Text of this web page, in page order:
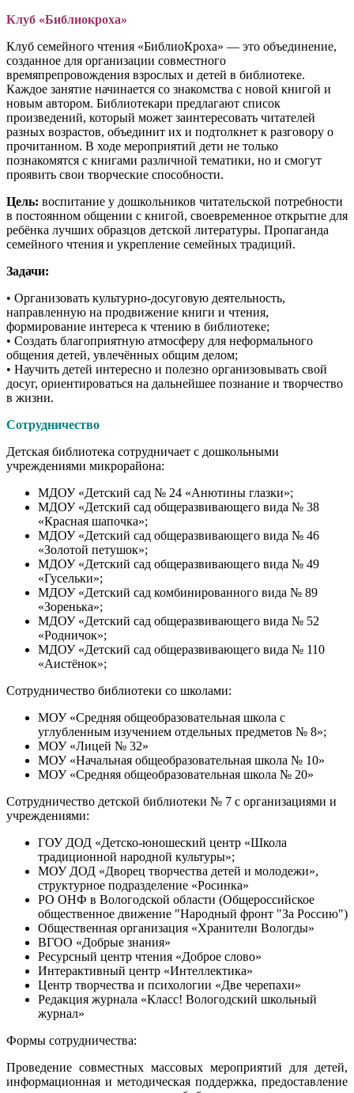
Клуб «Библиокроха»
Клуб семейного чтения «БиблиоКроха» — это объединение,
созданное для организации совместного
времяпрепровождения взрослых и детей в библиотеке.
Каждое занятие начинается со знакомства с новой книгой и
новым автором. Библиотекари предлагают список
произведений, который может заинтересовать читателей
разных возрастов, объединит их и подтолкнет к разговору о
прочитанном. В ходе мероприятий дети не только
познакомятся с книгами различной тематики, но и смогут
проявить свои творческие способности.
Цель: воспитание у дошкольников читательской потребности
в постоянном общении с книгой, своевременное открытие для
ребёнка лучших образцов детской литературы. Пропаганда
семейного чтения и укрепление семейных традиций.
Задачи:
• Организовать культурно-досуговую деятельность,
направленную на продвижение книги и чтения,
формирование интереса к чтению в библиотеке;
• Создать благоприятную атмосферу для неформального
общения детей, увлечённых общим делом;
• Научить детей интересно и полезно организовывать свой
досуг, ориентироваться на дальнейшее познание и творчество
в жизни.
Сотрудничество
Детская библиотека сотрудничает с дошкольными
учреждениями микрорайона:
МДОУ «Детский сад № 24 «Анютины глазки»;
МДОУ «Детский сад общеразвивающего вида № 38
«Красная шапочка»;
МДОУ «Детский сад общеразвивающего вида № 46
«Золотой петушок»;
МДОУ «Детский сад общеразвивающего вида № 49
«Гусельки»;
МДОУ «Детский сад комбинированного вида № 89
«Зоренька»;
МДОУ «Детский сад общеразвивающего вида № 52
«Родничок»;
МДОУ «Детский сад общеразвивающего вида № 110
«Аистёнок»;
Сотрудничество библиотеки со школами:
МОУ «Средняя общеобразовательная школа с
углубленным изучением отдельных предметов № 8»;
МОУ «Лицей № 32»
МОУ «Начальная общеобразовательная школа № 10»
МОУ «Средняя общеобразовательная школа № 20»
Сотрудничество детской библиотеки № 7 с организациями и
учреждениями:
ГОУ ДОД «Детско-юношеский центр «Школа
традиционной народной культуры»;
МОУ ДОД «Дворец творчества детей и молодежи»,
структурное подразделение «Росинка»
РО ОНФ в Вологодской области (Общероссийское
общественное движение "Народный фронт "За Россию")
Общественная организация «Хранители Вологды»
ВГОО «Добрые знания»
Ресурсный центр чтения «Доброе слово»
Интерактивный центр «Интеллектика»
Центр творчества и психологии «Две черепахи»
Редакция журнала «Класс! Вологодский школьный
журнал»
Формы сотрудничества:
Проведение совместных массовых мероприятий для детей,
информационная и методическая поддержка, предоставление